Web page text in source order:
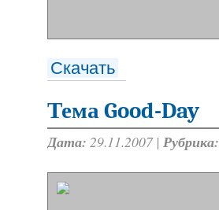
Скачать
Тема Good-Day
Дата: 29.11.2007 | Рубрика: